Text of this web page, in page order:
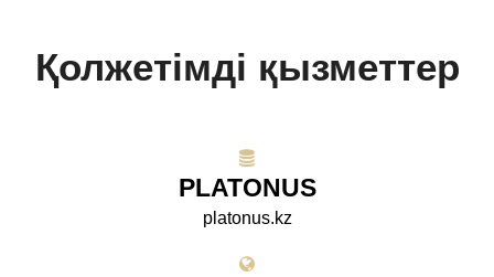
Қолжетімді қызметтер
PLATONUS
platonus.kz